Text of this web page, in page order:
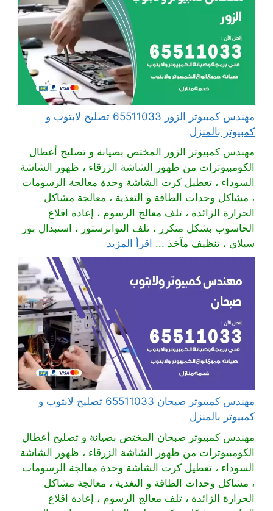
مهندس كمبيوتر الزور 65511033 تصليح لابتوب و
كمبيوتر بالمنزل
مهندس كمبيوتر الزور المختص بصيانة و تصليح أعطال
الكومبيوترات من ظهور الشاشة الزرقاء ، ظهور الشاشة
السوداء ، تعطيل كرت الشاشة وحدة معالجة الرسومات
، مشاكل وحدات الطاقة و التغذية ، معالجة مشاكل
الحرارة الزائدة ، تلف معالج الرسوم ، إعادة اقلاع
الحاسوب بشكل متكرر ، تلف التوانزستور ، استبدال بور
سبلاي ، تنظيف مآخذ ... اقرأ المزيد
مهندس كمبيوتر صبحان 65511033 تصليح لابتوب و
كمبيوتر بالمنزل
مهندس كمبيوتر صبحان المختص بصيانة و تصليح أعطال
الكومبيوترات من ظهور الشاشة الزرقاء ، ظهور الشاشة
السوداء ، تعطيل كرت الشاشة وحدة معالجة الرسومات
، مشاكل وحدات الطاقة و التغذية ، معالجة مشاكل
الحرارة الزائدة ، تلف معالج الرسوم ، إعادة اقلاع